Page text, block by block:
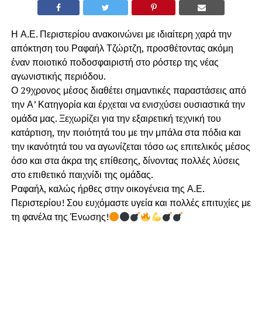
Η Α.Ε. Περιστερίου ανακοινώνει με ιδιαίτερη χαρά την
απόκτηση του Ραφαήλ Τζώρτζη, προσθέτοντας ακόμη
έναν ποιοτικό ποδοσφαιριστή στο ρόστερ της νέας
αγωνιστικής περιόδου.
Ο 29χρονος μέσος διαθέτει σημαντικές παραστάσεις από
την Α’ Κατηγορία και έρχεται να ενισχύσει ουσιαστικά την
ομάδα μας. Ξεχωρίζει για την εξαιρετική τεχνική του
κατάρτιση, την ποιότητά του με την μπάλα στα πόδια και
την ικανότητά του να αγωνίζεται τόσο ως επιτελικός μέσος
όσο και στα άκρα της επίθεσης, δίνοντας πολλές λύσεις
στο επιθετικό παιχνίδι της ομάδας.
Ραφαήλ, καλώς ήρθες στην οικογένεια της Α.Ε.
Περιστερίου! Σου ευχόμαστε υγεία και πολλές επιτυχίες με
τη φανέλα της Ένωσης!